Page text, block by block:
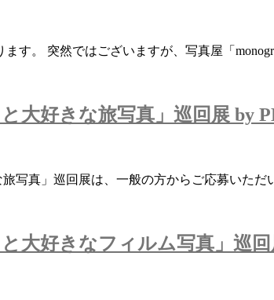
ます。 突然ではございますが、写真屋「
大好きな旅写真」巡回展 by
旅写真」巡回展は、一般の方からご応募いた
大好きなフィルム写真」巡